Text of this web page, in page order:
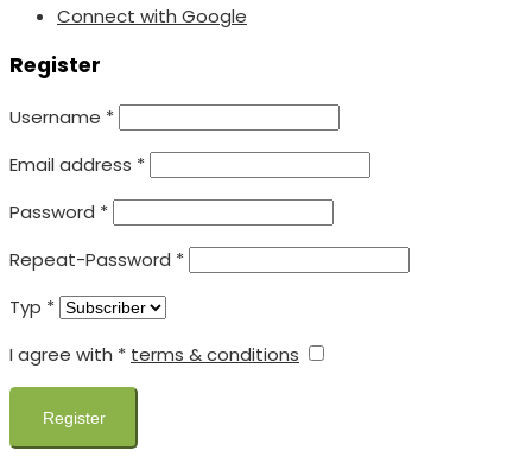
Connect with Google
Register
Username *
Email address *
Password *
Repeat-Password *
Typ *
I agree with * terms & conditions